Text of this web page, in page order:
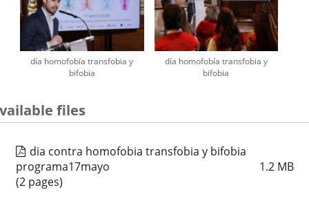
día homofobía transfobia y
bifobia
día homofobía transfobia y
bifobia
files
dia contra homofobia transfobia y bifobia
programa17mayo
1.2 MB
(2 pages)